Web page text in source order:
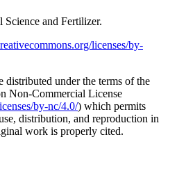
and Fertilizer.
licenses/by-
distributed under the terms of the
Non-Commercial License
by-nc/4.0/) which permits
distribution, and reproduction in
work is properly cited.